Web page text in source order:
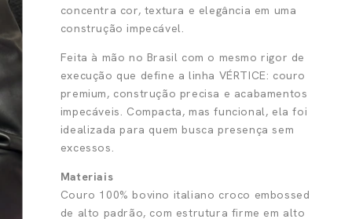
concentra cor, textura e elegância em uma
construção impecável.
Feita à mão no Brasil com o mesmo rigor de
execução que define a linha VÉRTICE: couro
premium, construção precisa e acabamentos
impecáveis. Compacta, mas funcional, ela foi
idealizada para quem busca presença sem
excessos.
Materiais
Couro 100% bovino italiano croco embossed
de alto padrão, com estrutura firme em alto